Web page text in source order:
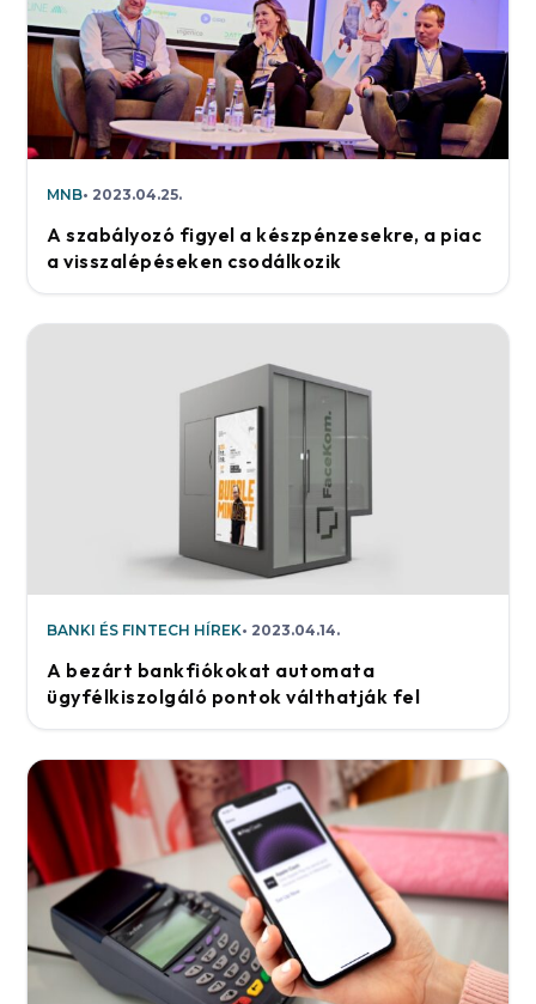
MNB 2023.04.25.
A szabályozó figyel a készpénzesekre, a piac
a visszalépéseken csodálkozik
BANKI ÉS FINTECH HÍREK 2023.04.14.
A bezárt bankfiókokat automata
ügyfélkiszolgáló pontok válthatják fel